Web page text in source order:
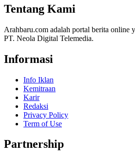
Tentang Kami
Arahbaru.com adalah portal berita online
PT. Neola Digital Telemedia.
Informasi
Info Iklan
Kemitraan
Karir
Redaksi
Privacy Policy
Term of Use
Partnership